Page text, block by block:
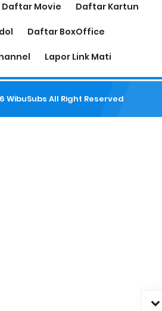
Daftar Movie Daftar Kartun
Daftar BoxOffice
Lapor Link Mati
WibuSubs All Right Reserved